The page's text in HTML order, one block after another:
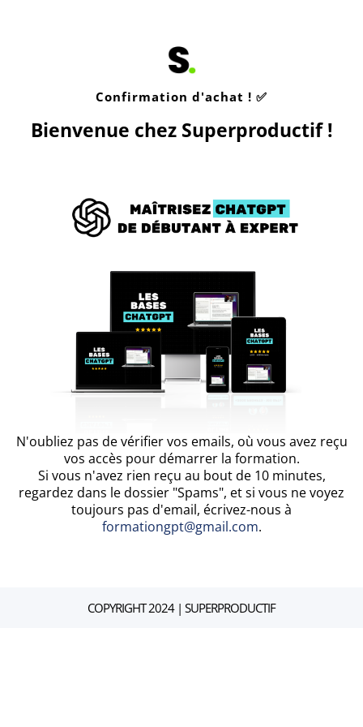
Confirmation d'achat ! ✅
Bienvenue chez Superproductif !
N'oubliez pas de vérifier vos emails, où vous avez reçu
vos accès pour démarrer la formation.
Si vous n'avez rien reçu au bout de 10 minutes,
regardez dans le dossier "Spams", et si vous ne voyez
toujours pas d'email, écrivez-nous à
formationgpt@gmail.com.
COPYRIGHT 2024 | SUPERPRODUCTIF